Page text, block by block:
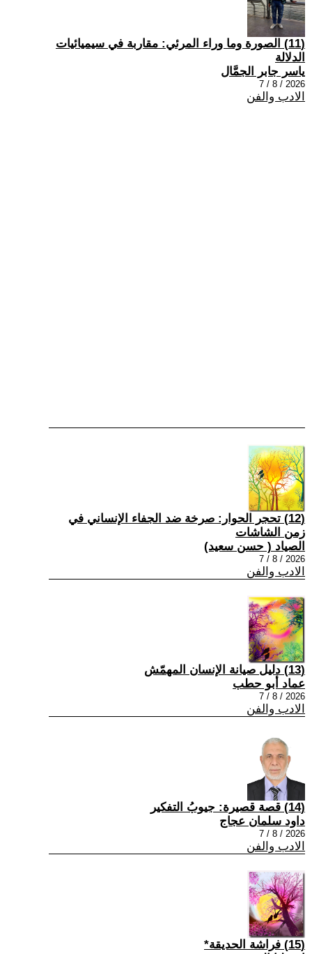
(11) الصورة وما وراء المرئي: مقاربة في سيميائيات
الدلالة
ياسر جابر الجمَّال
2026 / 8 / 7
الادب والفن
(12) تحجر الحوار: صرخة ضد الجفاء الإنساني في
زمن الشاشات
الصياد ‏( حسن سعيد‏)
2026 / 8 / 7
الادب والفن
(13) دليل صيانة الإنسان المهمّش
عماد أبو حطب
2026 / 8 / 7
الادب والفن
(14) قصة قصيرة: جيوبُ التفكير
داود سلمان عجاج
2026 / 8 / 7
الادب والفن
(15) فراشة الحديقة*